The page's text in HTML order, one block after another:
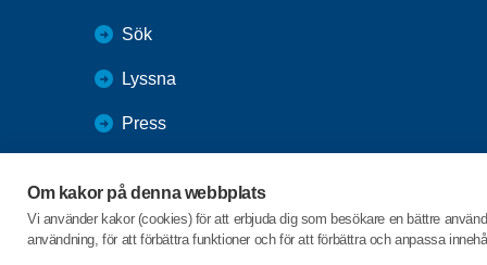
Om kakor på denna webbplats
Vi använder kakor (cookies) för att erbjuda dig som besökare en bättre
användning, för att förbättra funktioner och för att förbättra och anpassa
Sök
Lyssna
Press
SPF Seniorernas intranät